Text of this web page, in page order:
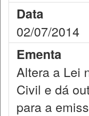
Data
02/07/2014
Ementa
Altera a Lei
Civil e dá
para a